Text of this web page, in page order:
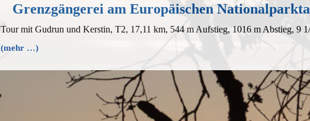
Grenzgängerei am Europäischen
Tour mit Gudrun und Kerstin, T2, 17,11 km, 544 m Aufstieg, 1016 m Abstieg, 9
(mehr …)